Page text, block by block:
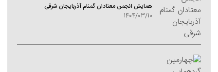
همایش انجمن معتادان گمنام آذربایجان شرقی
1404/03/10